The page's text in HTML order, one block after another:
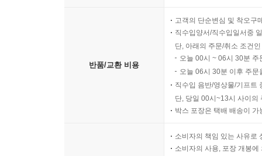
반품/교환 비용
고객의 단순변심 및 착오구
직수입양서/직수입일서중
단, 아래의 주문/취소 조건
오늘 00시 ~ 06시 30분
오늘 06시 30분 이후 주
직수입 음반/영상물/기프트
단, 당일 00시~13시 사이의
박스 포장은 택배 배송이
소비자의 책임 있는 사유로
소비자의 사용, 포장 개봉